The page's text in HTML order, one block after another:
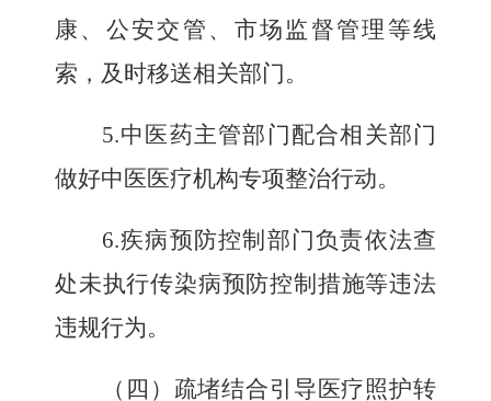
康、公安交管、市场监督管理等线
索，及时移送相关部门。
5.中医药主管部门配合相关部门
做好中医医疗机构专项整治行动。
6.疾病预防控制部门负责依法查
处未执行传染病预防控制措施等违法
违规行为。
（四）疏堵结合引导医疗照护转